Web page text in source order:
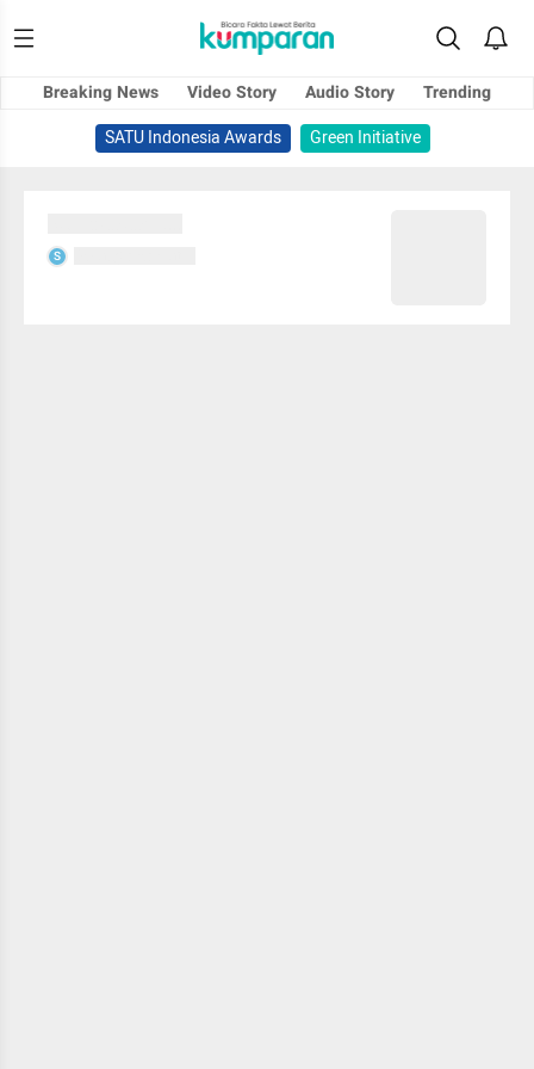
Breaking News Video Story Audio Story
Trending
SATU Indonesia Awards
Green Initiative
S